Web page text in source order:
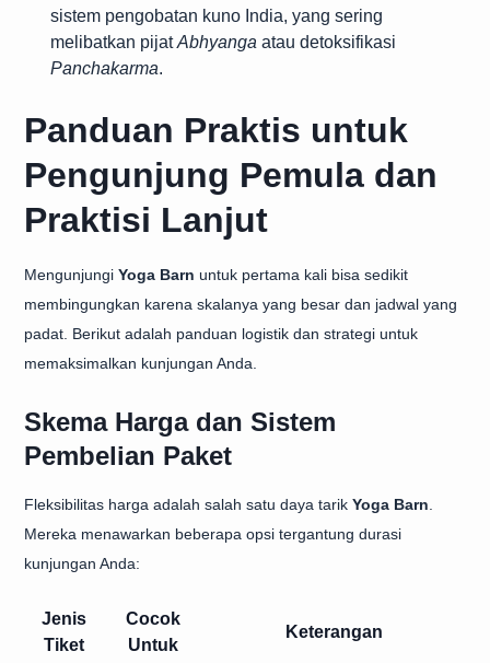
sistem pengobatan kuno India, yang sering
melibatkan pijatAbhyanga atau detoksifikasi
Panchakarma.
Panduan Praktis untuk
Pengunjung Pemula dan
Praktisi Lanjut
Mengunjungi Yoga Barn untuk pertama kali bisa sedikit
membingungkan karena skalanya yang besar dan jadwal yang
padat. Berikut adalah panduan logistik dan strategi untuk
memaksimalkan kunjungan Anda.
Skema Harga dan Sistem
Pembelian Paket
Fleksibilitas harga adalah salah satu daya tarik Yoga Barn
Mereka menawarkan beberapa opsi tergantung durasi
kunjungan Anda:
Jenis
Tiket
Cocok
Untuk
Keterangan